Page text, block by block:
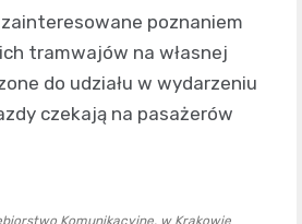
poznaniem
tramwajów na własnej
do udziału w wydarzeniu
czekają na pasażerów
Komunikacyjne. w Krakowie